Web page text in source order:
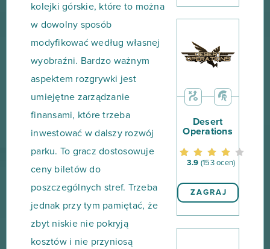
kolejki górskie, które to można
w dowolny sposób
modyfikować według własnej
wyobraźni. Bardzo ważnym
aspektem rozgrywki jest
umiejętne zarządzanie
finansami, które trzeba
inwestować w dalszy rozwój
parku. To gracz dostosowuje
ceny biletów do
poszczególnych stref. Trzeba
jednak przy tym pamiętać, że
zbyt niskie nie pokryją
kosztów i nie przyniosą
Desert
Operations
3.9 (153 ocen)
ZAGRAJ